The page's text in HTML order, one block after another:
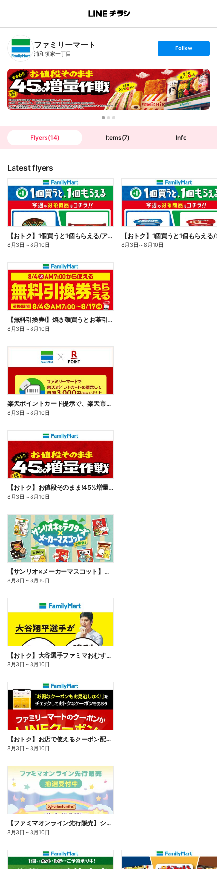
B
n
T
ファミリーマート
浦和領家一丁目
s
t
o
l
l
o
w
Follow
Flyers(14) Items(7) Info
Latest flyers
【おトク】1個買うと1個もらえる/アイス
8月3日 ～8月10日 8月3日 ～8月10日
【無料引換券!】焼き麺買うとお茶引換券貰える!
8月3日 ～8月10日
楽天ポイントカード提示で、楽天市場でのお買い物がおトクに!
8月3日 ～8月10日
【おトク】お値段そのまま!45%増量作戦!
8月3日 ～8月10日
【サンリオ×メーカーマスコット】オリジナルグッズ貰える!
8月3日 ～8月10日
【おトク】大谷選手ファミマおむすび割
8月3日 ～8月10日
【おトク】お店で使えるクーポン配信中
8月3日 ～8月10日
【ファミマオンライン先行販売】シルバニアファミリー
8月3日 ～8月10日